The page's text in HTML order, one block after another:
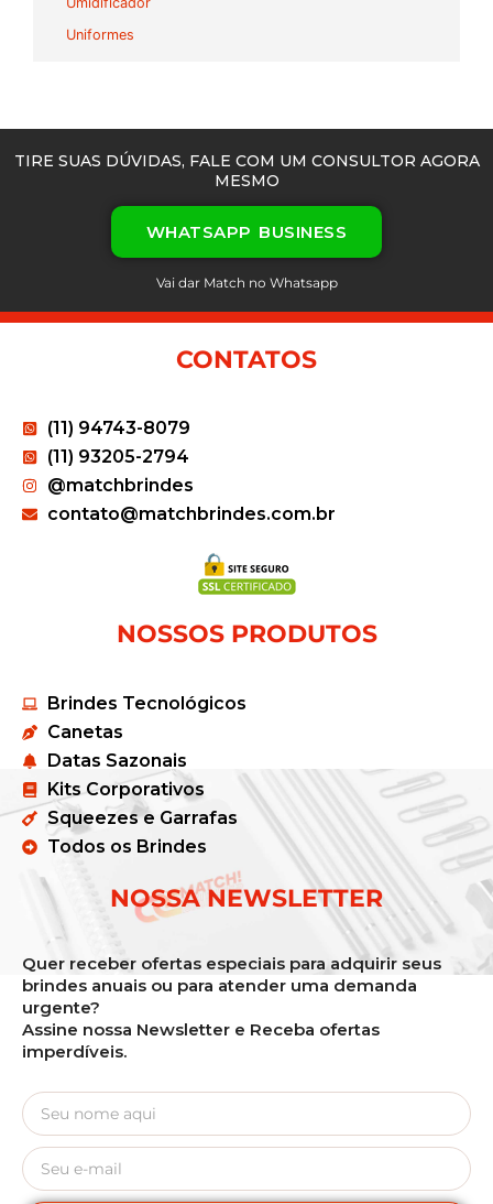
Uniformes
TIRE SUAS DÚVIDAS, FALE COM UM CONSULTOR AGORA
MESMO
WHATSAPP BUSINESS
Vai dar Match no Whatsapp
CONTATOS
(11) 94743-8079
(11) 93205-2794
@matchbrindes
contato@matchbrindes.com.br
NOSSOS PRODUTOS
Brindes Tecnológicos
Canetas
Datas Sazonais
Kits Corporativos
Squeezes e Garrafas
Todos os Brindes
NOSSA NEWSLETTER
Quer receber ofertas especiais para adquirir seus
brindes anuais ou para atender uma demanda
urgente?
Assine nossa Newsletter e Receba ofertas
imperdíveis.